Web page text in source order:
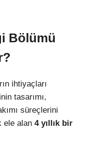
Bölümü
ihtiyaçları
tasarımı,
süreçlerini
ele alan 4 yıllık bir